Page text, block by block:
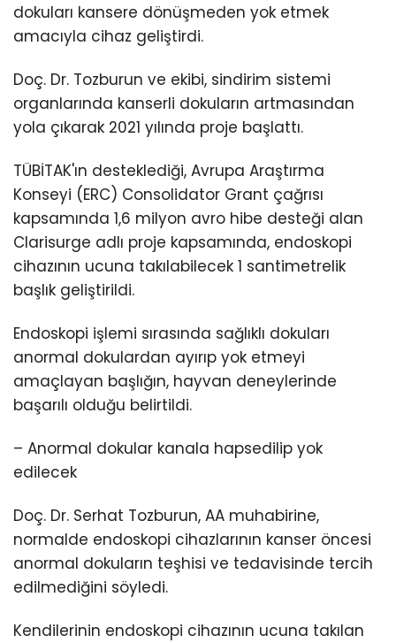
dokuları kansere dönüşmeden yok etmek
amacıyla cihaz geliştirdi.
Doç. Dr. Tozburun ve ekibi, sindirim sistemi
organlarında kanserli dokuların artmasından
yola çıkarak 2021 yılında proje başlattı.
TÜBİTAK'ın desteklediği, Avrupa Araştırma
Konseyi (ERC) Consolidator Grant çağrısı
kapsamında 1,6 milyon avro hibe desteği alan
Clarisurge adlı proje kapsamında, endoskopi
cihazının ucuna takılabilecek 1 santimetrelik
başlık geliştirildi.
Endoskopi işlemi sırasında sağlıklı dokuları
anormal dokulardan ayırıp yok etmeyi
amaçlayan başlığın, hayvan deneylerinde
başarılı olduğu belirtildi.
– Anormal dokular kanala hapsedilip yok
edilecek
Doç. Dr. Serhat Tozburun, AA muhabirine,
normalde endoskopi cihazlarının kanser öncesi
anormal dokuların teşhisi ve tedavisinde tercih
edilmediğini söyledi.
Kendilerinin endoskopi cihazının ucuna takılan